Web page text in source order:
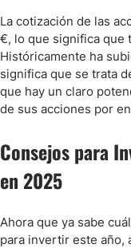
La cotización de las
€, lo que significa que
Históricamente ha
significa que se trata
que hay un claro
de sus acciones por
Consejos para
en 2025
Ahora que ya sabe
para invertir este año,